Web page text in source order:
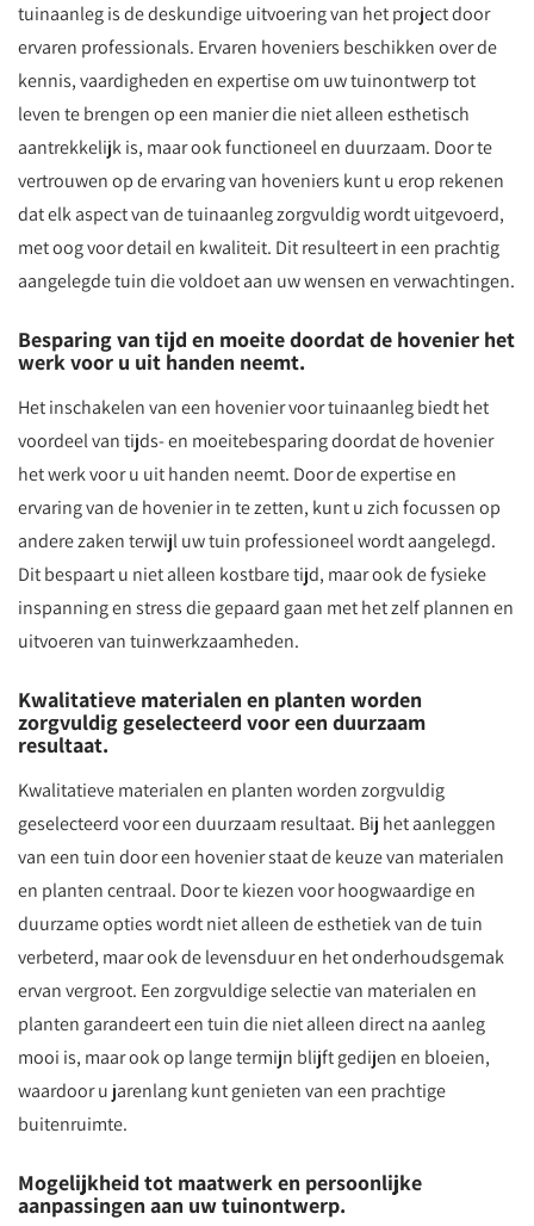
tuinaanleg is de deskundige uitvoering van het project door
ervaren professionals. Ervaren hoveniers beschikken over de
kennis, vaardigheden en expertise om uw tuinontwerp tot
leven te brengen op een manier die niet alleen esthetisch
aantrekkelijk is, maar ook functioneel en duurzaam. Door te
vertrouwen op de ervaring van hoveniers kunt u erop rekenen
dat elk aspect van de tuinaanleg zorgvuldig wordt uitgevoerd,
met oog voor detail en kwaliteit. Dit resulteert in een prachtig
aangelegde tuin die voldoet aan uw wensen en verwachtingen.
Besparing van tijd en moeite doordat de hovenier het
werk voor u uit handen neemt.
Het inschakelen van een hovenier voor tuinaanleg biedt het
voordeel van tijds- en moeitebesparing doordat de hovenier
het werk voor u uit handen neemt. Door de expertise en
ervaring van de hovenier in te zetten, kunt u zich focussen op
andere zaken terwijl uw tuin professioneel wordt aangelegd.
Dit bespaart u niet alleen kostbare tijd, maar ook de fysieke
inspanning en stress die gepaard gaan met het zelf plannen en
uitvoeren van tuinwerkzaamheden.
Kwalitatieve materialen en planten worden
zorgvuldig geselecteerd voor een duurzaam
resultaat.
Kwalitatieve materialen en planten worden zorgvuldig
geselecteerd voor een duurzaam resultaat. Bij het aanleggen
van een tuin door een hovenier staat de keuze van materialen
en planten centraal. Door te kiezen voor hoogwaardige en
duurzame opties wordt niet alleen de esthetiek van de tuin
verbeterd, maar ook de levensduur en het onderhoudsgemak
ervan vergroot. Een zorgvuldige selectie van materialen en
planten garandeert een tuin die niet alleen direct na aanleg
mooi is, maar ook op lange termijn blijft gedijen en bloeien,
waardoor u jarenlang kunt genieten van een prachtige
buitenruimte.
Mogelijkheid tot maatwerk en persoonlijke
aanpassingen aan uw tuinontwerp.